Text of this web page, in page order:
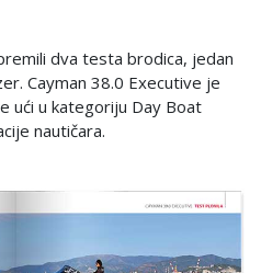
dva testa brodica, jedan
Cayman 38.0 Executive je
ući u kategoriju Day Boat
nautičara.